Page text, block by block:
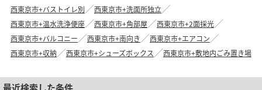
西東京市+バストイレ別
西東京市+洗面所独立
西東京市+温水洗浄便座
西東京市+角部屋
西東京市+2面採光
西東京市+バルコニー
西東京市+南向き
西東京市+エアコン
西東京市+収納
西東京市+シューズボックス 西東京市+敷地内ごみ置き場
最近検索した条件